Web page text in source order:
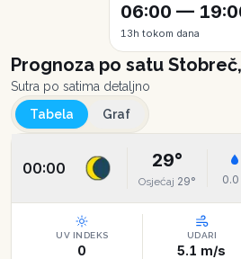
06:00 —
13h tokom dana
Prognoza po satu
Sutra po satima detaljno
Tabela
Graf
00:00 29°
Osjećaj 29° 0.0
UV INDEKS
0
UDARI
5.1 m/s